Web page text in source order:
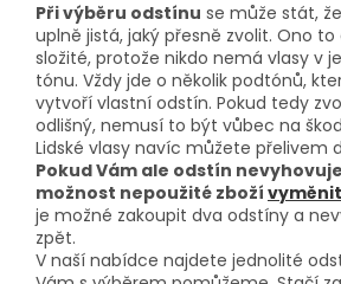
Při výběru odstínu se může stát,
uplně jistá, jaký přesně zvolit. Ono
složité, protože nikdo nemá vlasy v
tónu. Vždy jde o několik podtónů,
vytvoří vlastní odstín. Pokud tedy
odlišný, nemusí to být vůbec na
Lidské vlasy navíc můžete přelivem
Pokud Vám ale odstín
možnost nepoužité zboží
je možné zakoupit dva odstíny a
zpět.
V naší nabídce najdete jednolité